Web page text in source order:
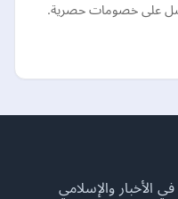
على خصومات حصرية.
في الأخبار والإسلامي